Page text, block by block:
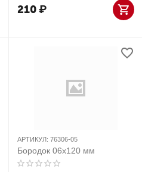
210₽
АРТИКУЛ: 76306-05
Бородок 06x120 мм